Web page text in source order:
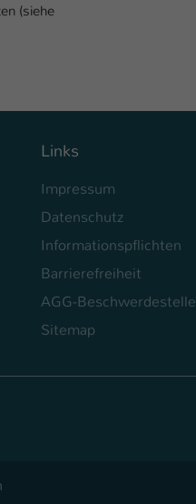
(siehe
Links
Impressum
Datenschutz
Informationspflichten
Barrierefreiheit
AGG-Beschwerdestelle
Sitemap